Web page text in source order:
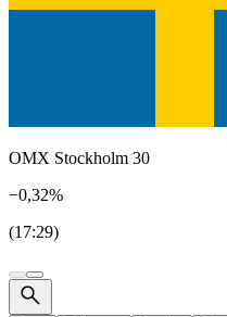
OMX Stockholm 30
−0,32%
(17:29)